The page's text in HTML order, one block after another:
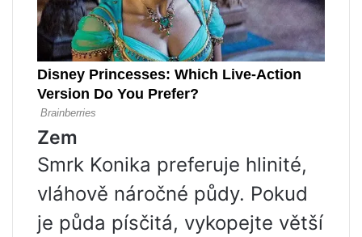
Zem
Smrk Konika preferuje hlinité,
vláhově náročné půdy. Pokud
je půda písčitá, vykopejte větší